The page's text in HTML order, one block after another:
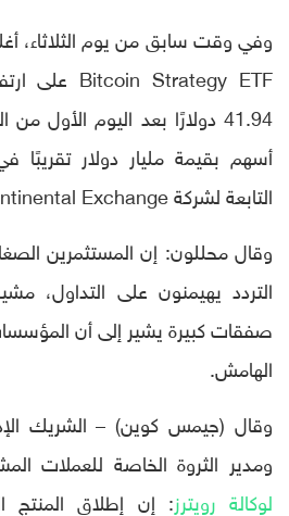
41.94 دولارًا بعد اليوم
التابعة لشركة Intercontinental Exchange.
وقال محللون: إن المستثمرين
التردد يهيمنون على التداول،
صفقات كبيرة يشير إلى أن
الهامش.
ومدير الثروة الخاصة للعملات
لوكالة رويترز: إن إطلاق المنتج